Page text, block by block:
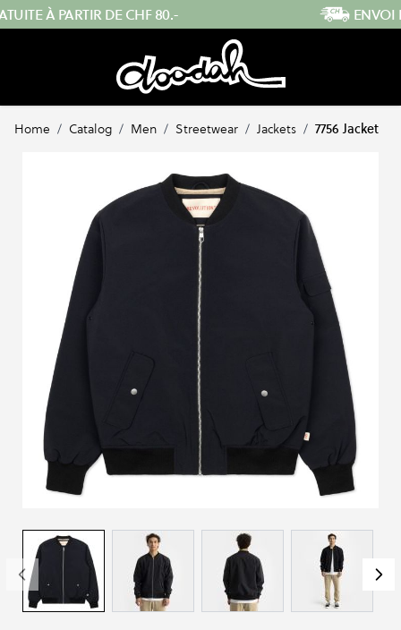
Skip to Content ENVOI RAPIDE DEPUIS LA SUISSE
Home / Catalog / Men / Streetwear / Jackets / 7756 Jacket